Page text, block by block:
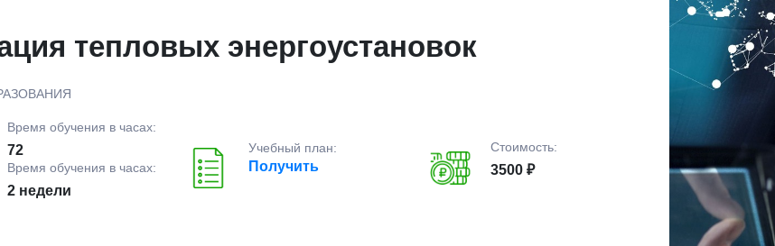
тепловых энергоустановок
Время обучения в часах:
72
Время обучения в часах:
2 недели
Учебный план:
Получить
Стоимость:
3500 ₽